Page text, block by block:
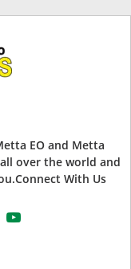
EO and Metta
over the world and
With Us
youtube